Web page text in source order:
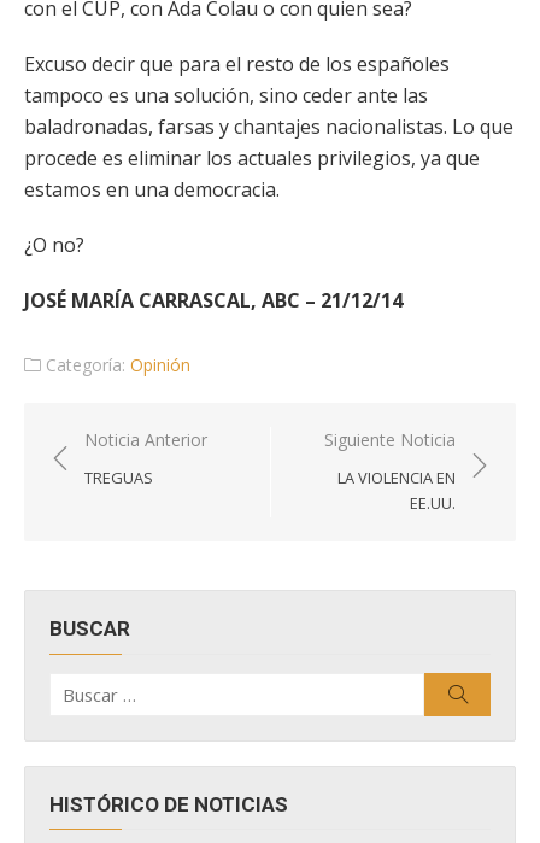
con el CUP, con Ada Colau o con quien sea?
Excuso decir que para el resto de los españoles
tampoco es una solución, sino ceder ante las
baladronadas, farsas y chantajes nacionalistas. Lo que
procede es eliminar los actuales privilegios, ya que
estamos en una democracia.
¿O no?
JOSÉ MARÍA CARRASCAL, ABC – 21/12/14
Categoría: Opinión
Navegación
de
Noticia Anterior
TREGUAS
Siguiente Noticia
LA VIOLENCIA EN
EE.UU.
BUSCAR
por:
HISTÓRICO DE NOTICIAS